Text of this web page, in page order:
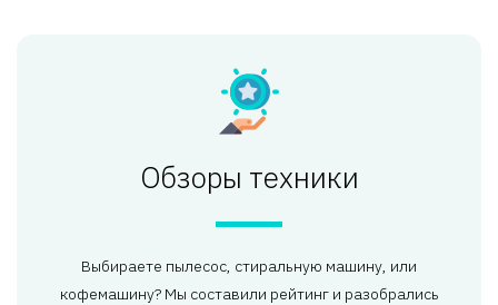
Обзоры техники
Выбираете пылесос, стиральную машину, или
кофемашину? Мы составили рейтинг и разобрались